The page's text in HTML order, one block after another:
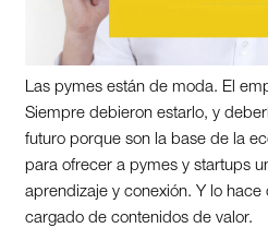
Las pymes están de moda. El
Siempre debieron estarlo, y
futuro porque son la base de la
para ofrecer a pymes y startups
aprendizaje y conexión. Y lo hace
cargado de contenidos de